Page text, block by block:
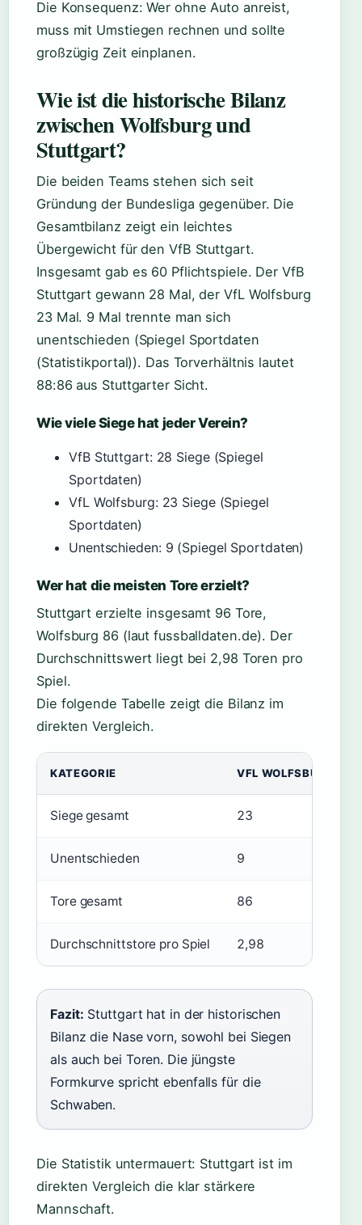
Die Konsequenz: Wer ohne Auto anreist,
muss mit Umstiegen rechnen und sollte
großzügig Zeit einplanen.
Wie ist die historische Bilanz
zwischen Wolfsburg und
Stuttgart?
Die beiden Teams stehen sich seit
Gründung der Bundesliga gegenüber. Die
Gesamtbilanz zeigt ein leichtes
Übergewicht für den VfB Stuttgart.
Insgesamt gab es 60 Pflichtspiele. Der VfB
Stuttgart gewann 28 Mal, der VfL Wolfsburg
23 Mal. 9 Mal trennte man sich
unentschieden (Spiegel Sportdaten
(Statistikportal)). Das Torverhältnis lautet
88:86 aus Stuttgarter Sicht.
Wie viele Siege hat jeder Verein?
VfB Stuttgart: 28 Siege (Spiegel
Sportdaten)
VfL Wolfsburg: 23 Siege (Spiegel
Sportdaten)
Unentschieden: 9 (Spiegel Sportdaten)
Wer hat die meisten Tore erzielt?
Stuttgart erzielte insgesamt 96 Tore,
Wolfsburg 86 (laut fussballdaten.de). Der
Durchschnittswert liegt bei 2,98 Toren pro
Spiel.
Die folgende Tabelle zeigt die Bilanz im
direkten Vergleich.
KATEGORIE VFL WOLFSBURG
Siege gesamt 23
Unentschieden 9
Tore gesamt 86
Durchschnittstore pro Spiel 2,98
Fazit: Stuttgart hat in der historischen
Bilanz die Nase vorn, sowohl bei Siegen
als auch bei Toren. Die jüngste
Formkurve spricht ebenfalls für die
Schwaben.
Die Statistik untermauert: Stuttgart ist im
direkten Vergleich die klar stärkere
Mannschaft.